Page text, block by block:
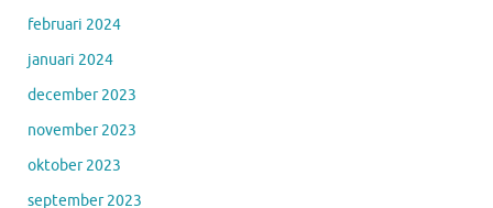
februari 2024
januari 2024
december 2023
november 2023
oktober 2023
september 2023